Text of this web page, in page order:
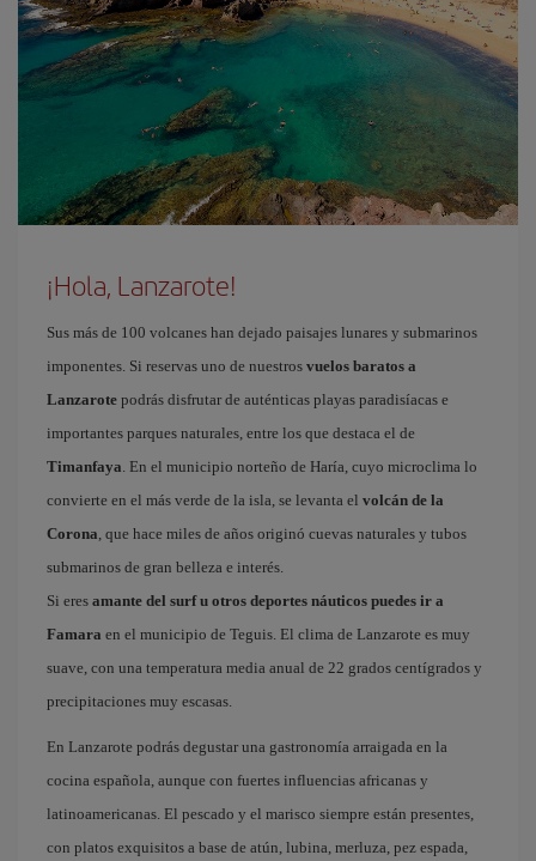
¡Hola, Lanzarote!
Sus más de 100 volcanes han dejado paisajes lunares y submarinos
imponentes. Si reservas uno de nuestros vuelos baratos a
Lanzarote podrás disfrutar de auténticas playas paradisíacas e
importantes parques naturales, entre los que destaca el de
Timanfaya. En el municipio norteño de Haría, cuyo microclima lo
convierte en el más verde de la isla, se levanta el volcán de la
Corona, que hace miles de años originó cuevas naturales y tubos
submarinos de gran belleza e interés.
Si eres amante del surf u otros deportes náuticos puedes ir a
Famara en el municipio de Teguis. El clima de Lanzarote es muy
suave, con una temperatura media anual de 22 grados centígrados y
precipitaciones muy escasas.
En Lanzarote podrás degustar una gastronomía arraigada en la
cocina española, aunque con fuertes influencias africanas y
latinoamericanas. El pescado y el marisco siempre están presentes,
con platos exquisitos a base de atún, lubina, merluza, pez espada,